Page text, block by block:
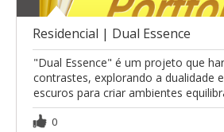
Residencial | Dual Essence
"Dual Essence" é um projeto que
contrastes, explorando a dualidade
escuros para criar ambientes
0